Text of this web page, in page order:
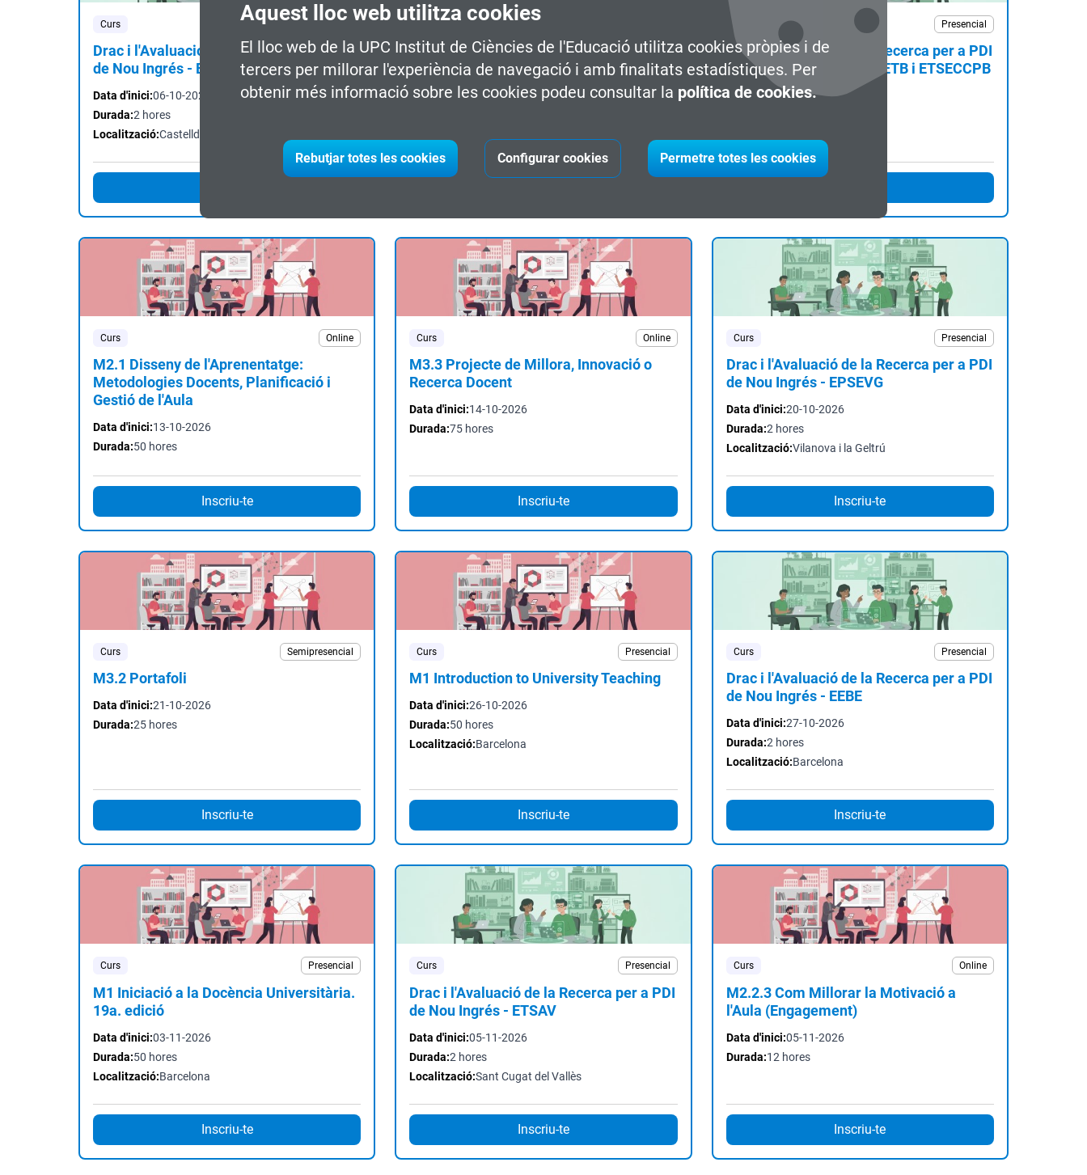
Aquest lloc web utilitza cookies
El lloc web de la UPC Institut de Ciències de l'Educació utilitza cookies pròpies i de
tercers per millorar l'experiència de navegació i amb finalitats estadístiques. Per
obtenir més informació sobre les cookies podeu consultar la política de cookies.
Rebutjar totes les cookies Configurar cookies Permetre totes les cookies
Curs Presencial
Drac i l'Avaluació de la Recerca per a PDI
de Nou Ingrés - EETAC i EEABB
Data d'inici:06-10-2026
Durada:2 hores
Localització:Castelldefels
Curs
Don't Get Rusty 2025 Booster October :
Maintain and Improve your Academic
and General English
Presencial
Drac i l'Avaluació de la Recerca per a PDI
de Nou Ingrés - FIB, ETSETB i ETSECCPB
Data d'inici:13-10-2026
Curs Online
M2.1 Disseny de l'Aprenentatge:
Metodologies Docents, Planificació i
Gestió de l'Aula
Data d'inici:13-10-2026
Durada:50 hores
Inscriu-te
Curs Online
M3.3 Projecte de Millora, Innovació o
Recerca Docent
Data d'inici:14-10-2026
Durada:75 hores
Inscriu-te
Curs Presencial
Drac i l'Avaluació de la Recerca per a PDI
de Nou Ingrés - EPSEVG
Data d'inici:20-10-2026
Durada:2 hores
Localització:Vilanova i la Geltrú
Inscriu-te
Curs Semipresencial
M3.2 Portafoli
Data d'inici:21-10-2026
Durada:25 hores
Inscriu-te
Curs Presencial
M1 Introduction to University Teaching
Data d'inici:26-10-2026
Durada:50 hores
Localització:Barcelona
Inscriu-te
Curs Presencial
Drac i l'Avaluació de la Recerca per a PDI
de Nou Ingrés - EEBE
Data d'inici:27-10-2026
Durada:2 hores
Localització:Barcelona
Inscriu-te
Curs Presencial
M1 Iniciació a la Docència Universitària.
19a. edició
Data d'inici:03-11-2026
Durada:50 hores
Localització:Barcelona
Inscriu-te
Curs Presencial
Drac i l'Avaluació de la Recerca per a PDI
de Nou Ingrés - ETSAV
Data d'inici:05-11-2026
Durada:2 hores
Localització:Sant Cugat del Vallès
Inscriu-te
Curs Online
M2.2.3 Com Millorar la Motivació a
l'Aula (Engagement)
Data d'inici:05-11-2026
Durada:12 hores
Inscriu-te